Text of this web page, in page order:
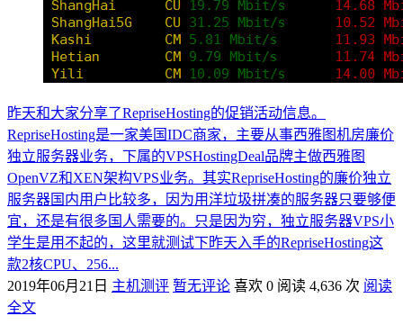
昨天和大家分享了RepriseHosting的促销活动信息。
RepriseHosting是一家美国IDC商家，主要从事西雅图机房廉价
独立服务器业务，下属的VPSHostingDeal品牌主做西雅图
OpenVZ和XEN架构VPS业务。其实RepriseHosting的廉价独立
服务器国内用户比较多，因为用洋垃圾拼凑的服务器只要够便
宜，还是有很多国人需要的。只是因为穷，独立服务器VPS小
学生是用不起的，这里就测试下昨天入手的RepriseHosting这
款2核CPU、256...
2019年06月21日 主机测评 暂无评论 喜欢 0 阅读 4,636 次 阅读
全文